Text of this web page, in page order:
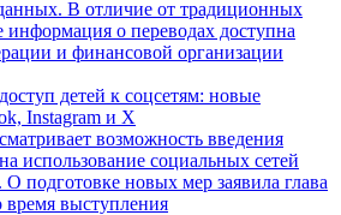
В отличие от традиционных
информация о переводах доступна
и финансовой организации
детей к соцсетям: новые
Instagram и X
возможность введения
использование социальных сетей
подготовке новых мер заявила глава
время выступления